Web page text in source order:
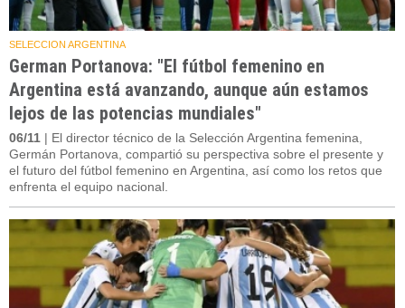
SELECCION ARGENTINA
German Portanova: "El fútbol femenino en
Argentina está avanzando, aunque aún estamos
lejos de las potencias mundiales"
06/11 | El director técnico de la Selección Argentina femenina,
Germán Portanova, compartió su perspectiva sobre el presente y
el futuro del fútbol femenino en Argentina, así como los retos que
enfrenta el equipo nacional.